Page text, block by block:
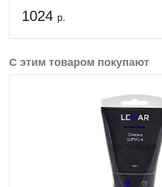
1024 р.
С этим товаром покупают